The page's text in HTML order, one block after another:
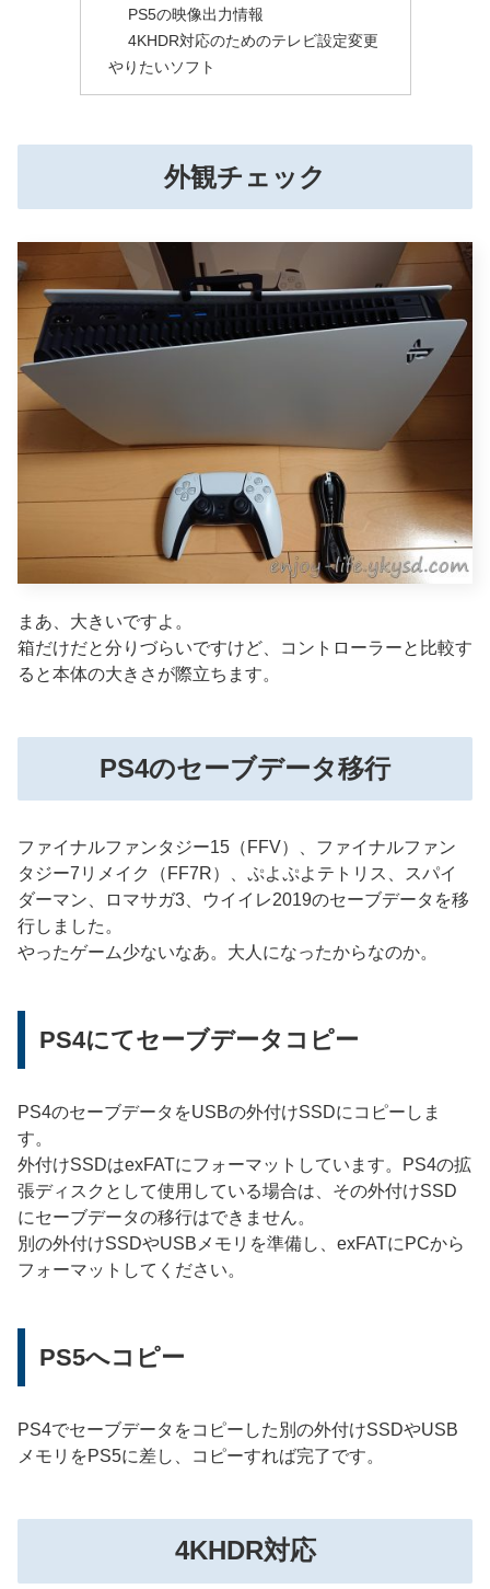
PS5の映像出力情報
4KHDR対応のためのテレビ設定変更
やりたいソフト
外観チェック
まあ、大きいですよ。
箱だけだと分りづらいですけど、コントローラーと比較す
ると本体の大きさが際立ちます。
PS4のセーブデータ移行
ファイナルファンタジー15（FFV）、ファイナルファン
タジー7リメイク（FF7R）、ぷよぷよテトリス、スパイ
ダーマン、ロマサガ3、ウイイレ2019のセーブデータを移
行しました。
やったゲーム少ないなあ。大人になったからなのか。
PS4にてセーブデータコピー
PS4のセーブデータをUSBの外付けSSDにコピーしま
す。
外付けSSDはexFATにフォーマットしています。PS4の拡
張ディスクとして使用している場合は、その外付けSSD
にセーブデータの移行はできません。
別の外付けSSDやUSBメモリを準備し、exFATにPCから
フォーマットしてください。
PS5へコピー
PS4でセーブデータをコピーした別の外付けSSDやUSB
メモリをPS5に差し、コピーすれば完了です。
4KHDR対応